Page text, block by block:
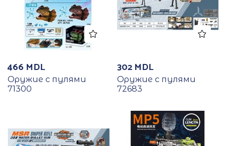
466 MDL
Оружие с пулями
71300
302 MDL
Оружие с пулями
72683